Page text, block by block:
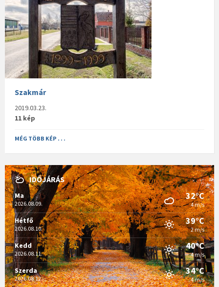
Szakmár
2019.03.23.
11 kép
MÉG TÖBB KÉP . . .
IDŐJÁRÁS
Ma
2026.08.09.
32°C
4 m/s
Hétfő
2026.08.10.
39°C
2 m/s
Kedd
2026.08.11.
40°C
4 m/s
Szerda
2026.08.12.
34°C
4 m/s